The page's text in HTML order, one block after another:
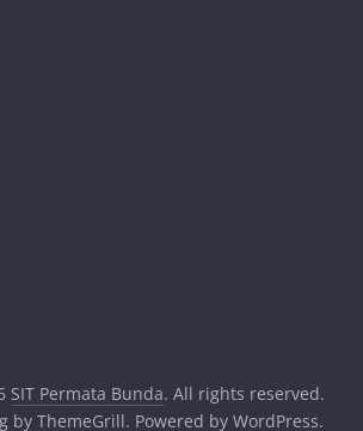
SIT Permata Bunda. All rights reserved.
by ThemeGrill. Powered by WordPress.